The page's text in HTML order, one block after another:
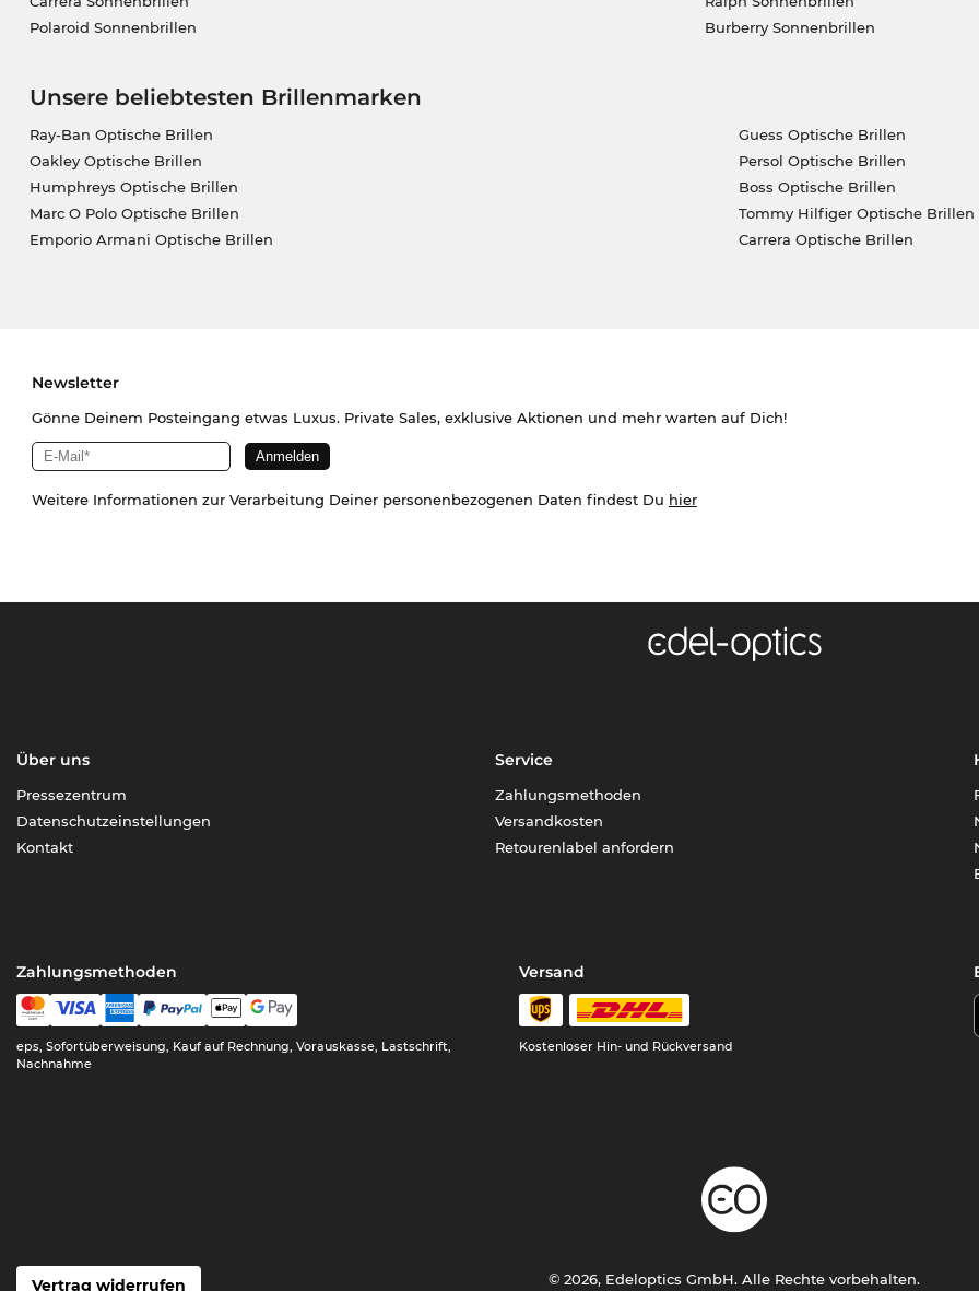
Polaroid Sonnenbrillen
Burberry Sonnenbrillen
Unsere beliebtesten Brillenmarken
Ray-Ban Optische Brillen
Oakley Optische Brillen
Humphreys Optische Brillen
Marc O Polo Optische Brillen
Emporio Armani Optische Brillen
Guess Optische Brillen
Persol Optische Brillen
Boss Optische Brillen
Tommy Hilfiger Optische Brillen
Carrera Optische Brillen
Newsletter
Gönne Deinem Posteingang etwas Luxus. Private Sales, exklusive Aktionen und mehr warten auf Dich!
Weitere Informationen zur Verarbeitung Deiner personenbezogenen Daten findest Du hier
Über uns
Pressezentrum
Datenschutzeinstellungen
Kontakt
Service
Zahlungsmethoden
Versandkosten
Retourenlabel anfordern
Zahlungsmethoden
eps, Sofortüberweisung, Kauf auf Rechnung, Vorauskasse, Lastschrift,
Nachnahme
Versand
Kostenloser Hin- und Rückversand
Vertrag widerrufen © 2026, Edeloptics GmbH. Alle Rechte vorbehalten.